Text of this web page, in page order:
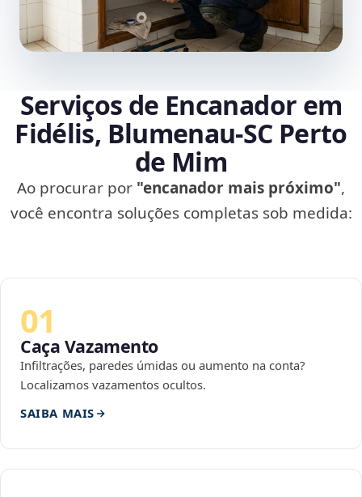
Serviços de Encanador em
Fidélis, Blumenau‑SC Perto
de Mim
Ao procurar por "encanador mais próximo",
você encontra soluções completas sob medida:
01
Caça Vazamento
Infiltrações, paredes úmidas ou aumento na conta?
Localizamos vazamentos ocultos.
SAIBA MAIS